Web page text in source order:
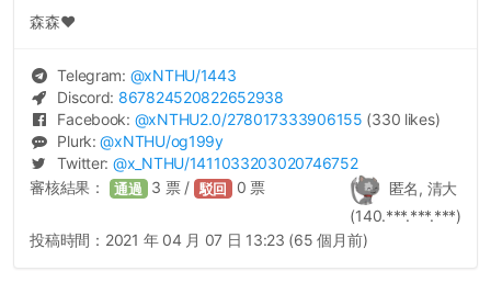
森森♥️
Telegram: @xNTHU/1443
Discord: 867824520822652938
Facebook: @xNTHU2.0/278017333906155 (330 likes)
Plurk:@xNTHU/og199y
Twitter: @x_NTHU/1411033203020746752
匿名, 清大
(140.***.***.***)
審核結果： 通過 3 票 / 駁回 0 票
投稿時間： 2021 年 04 月 07 日 13:23 (65 個月前)